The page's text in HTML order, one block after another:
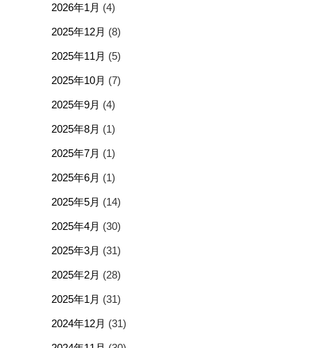
2026年1月 (4)
2025年12月 (8)
2025年11月 (5)
2025年10月 (7)
2025年9月 (4)
2025年8月 (1)
2025年7月 (1)
2025年6月 (1)
2025年5月 (14)
2025年4月 (30)
2025年3月 (31)
2025年2月 (28)
2025年1月 (31)
2024年12月 (31)